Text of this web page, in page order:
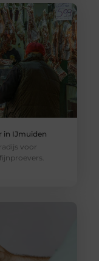
in IJmuiden
voor